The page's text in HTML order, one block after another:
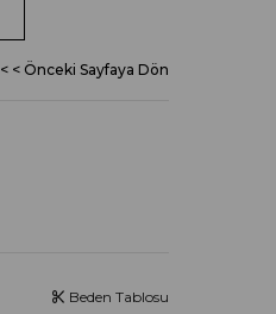
< < Önceki Sayfaya Dön
Beden Tablosu